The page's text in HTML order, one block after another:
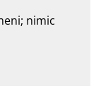
nimic